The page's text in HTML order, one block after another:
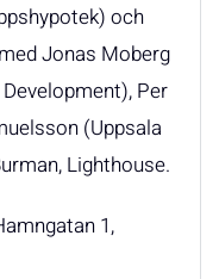
och
Jonas Moberg
Per
(Uppsala
Lighthouse.
1,